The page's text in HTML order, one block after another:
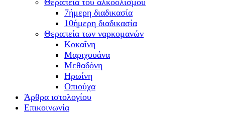
Θεραπεία του αλκοολισμού
7ήμερη διαδικασία
10ήμερη διαδικασία
Θεραπεία των ναρκομανών
Kοκαΐνη
Mαριχουάνα
Μεθαδόνη
Ηρωίνη
Oπιούχα
Άρθρα ιστολογίου
Επικοινωνία